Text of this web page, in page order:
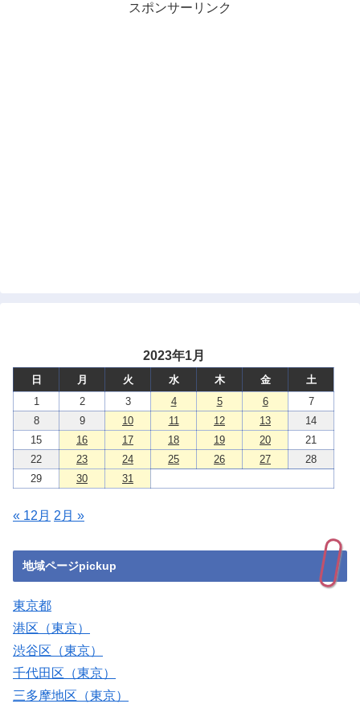
スポンサーリンク
2023年1月
日 月 火 水 木 金
土
1
2 3 4 5 6
7
8
9 10 11 12 13
14
15
16 17 18 19 20
21
22
23 24 25 26 27
28
29
30 31
« 12月 2月 »
地域ページpickup
東京都
港区（東京）
渋谷区（東京）
千代田区（東京）
三多摩地区（東京）